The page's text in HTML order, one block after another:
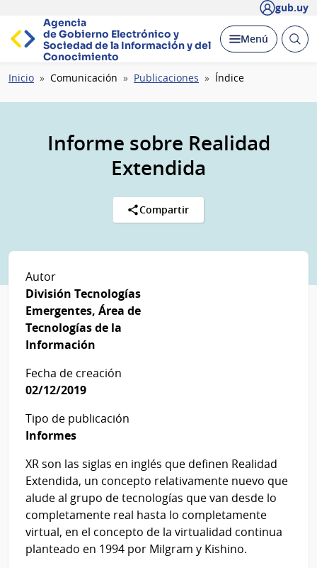
gub.uy
Agencia
de Gobierno Electrónico y
Sociedad de la Información y del
Conocimiento
Desplegar
Menú Abrir
Ruta
navegación
Inicio Comunicación Publicaciones Índice
Informe sobre Realidad
Extendida
Compartir
Autor
División Tecnologías
Emergentes, Área de
Tecnologías de la
Información
Fecha de creación
02/12/2019
Tipo de publicación
Informes
XR son las siglas en inglés que definen Realidad
Extendida, un concepto relativamente nuevo que
alude al grupo de tecnologías que van desde lo
completamente real hasta lo completamente
virtual, en el concepto de la virtualidad continua
planteado en 1994 por Milgram y Kishino.